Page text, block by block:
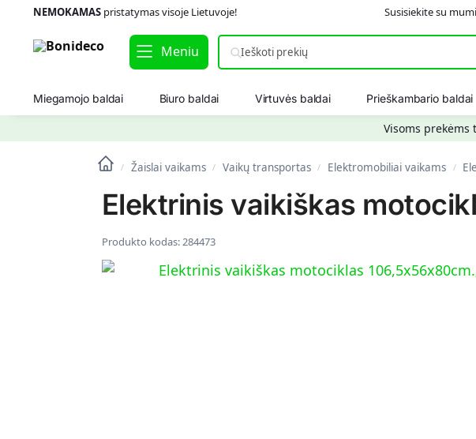
NEMOKAMASpristatymas visoje Lietuvoje! Susisiekite su
Meniu
Miegamojo baldai Biuro baldai Virtuvės baldai Prieškambario baldai
Visoms prekėms
/ Žaislai vaikams / Vaikų transportas / Elektromobiliai vaikams /
Elektrinis vaikiškas
Produkto kodas:284473